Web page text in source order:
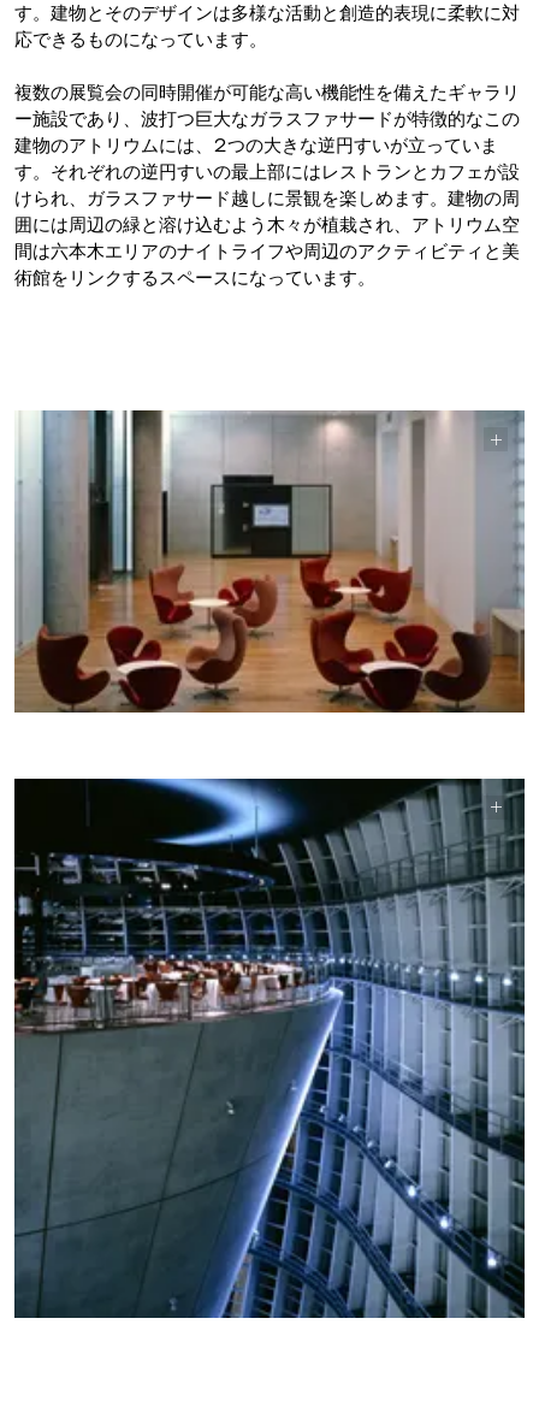
す。建物とそのデザインは多様な活動と創造的表現に柔軟に対
応できるものになっています。
複数の展覧会の同時開催が可能な高い機能性を備えたギャラリ
ー施設であり、波打つ巨大なガラスファサードが特徴的なこの
建物のアトリウムには、2つの大きな逆円すいが立っていま
す。それぞれの逆円すいの最上部にはレストランとカフェが設
けられ、ガラスファサード越しに景観を楽しめます。建物の周
囲には周辺の緑と溶け込むよう木々が植栽され、アトリウム空
間は六本木エリアのナイトライフや周辺のアクティビティと美
術館をリンクするスペースになっています。